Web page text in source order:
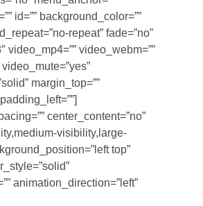
id=”” background_color=””
repeat” fade=”no”
video_mp4=”” video_webm=””
margin_top=””
center_content=”no”
visibility,large-
top”
animation_direction=”left”